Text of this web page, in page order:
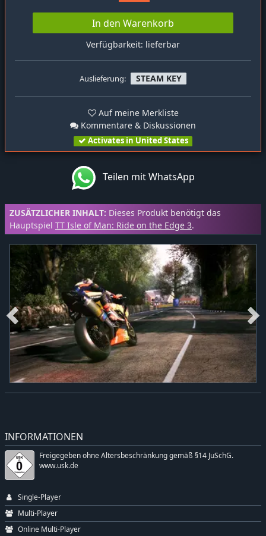
In den Warenkorb
Verfügbarkeit: lieferbar
Auslieferung: STEAM KEY
Auf meine Merkliste
Kommentare & Diskussionen
Activates in United States
Teilen mit WhatsApp
ZUSÄTZLICHER INHALT: Dieses Produkt benötigt das
Hauptspiel TT Isle of Man: Ride on the Edge 3.
INFORMATIONEN
Freigegeben ohne Altersbeschränkung gemäß §14 JuSchG.
www.usk.de
Single-Player
Multi-Player
Online Multi-Player